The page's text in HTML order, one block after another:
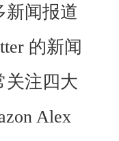
新闻报道
的新闻
关注四大
Alex